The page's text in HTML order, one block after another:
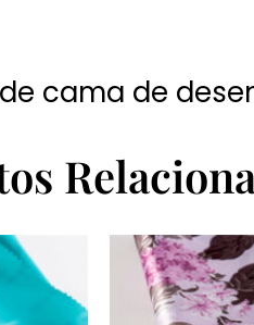
cama de